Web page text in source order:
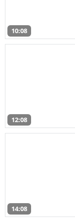
10:08
12:08
14:08